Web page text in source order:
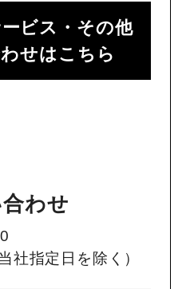
ビス・その他
せはこちら
わせ
社指定日を除く）